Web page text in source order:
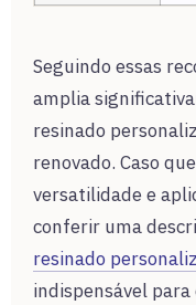
Seguindo essas
amplia
resinado
renovado. Caso
versatilidade e
conferir uma
resinado
indispensável